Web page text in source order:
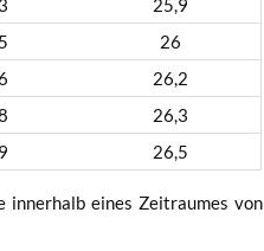
25,9
26
26,2
26,3
26,5
inner­halb eines Zeit­rau­mes von